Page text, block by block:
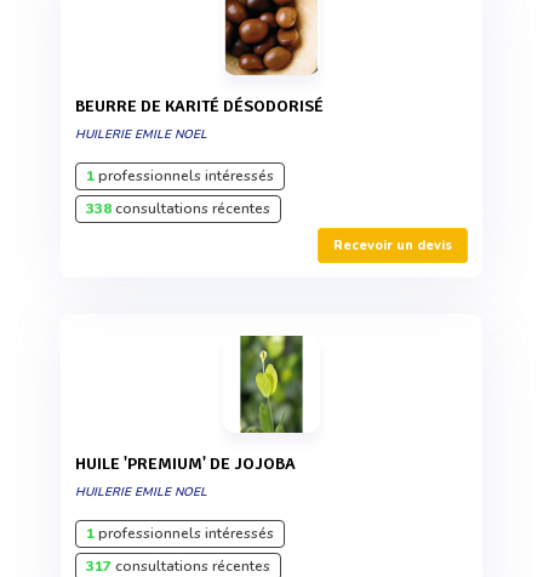
BEURRE DE KARITÉ DÉSODORISÉ
HUILERIE EMILE NOEL
1professionnels intéressés
338consultations récentes
Recevoir un devis
HUILE 'PREMIUM' DE JOJOBA
HUILERIE EMILE NOEL
1professionnels intéressés
317consultations récentes